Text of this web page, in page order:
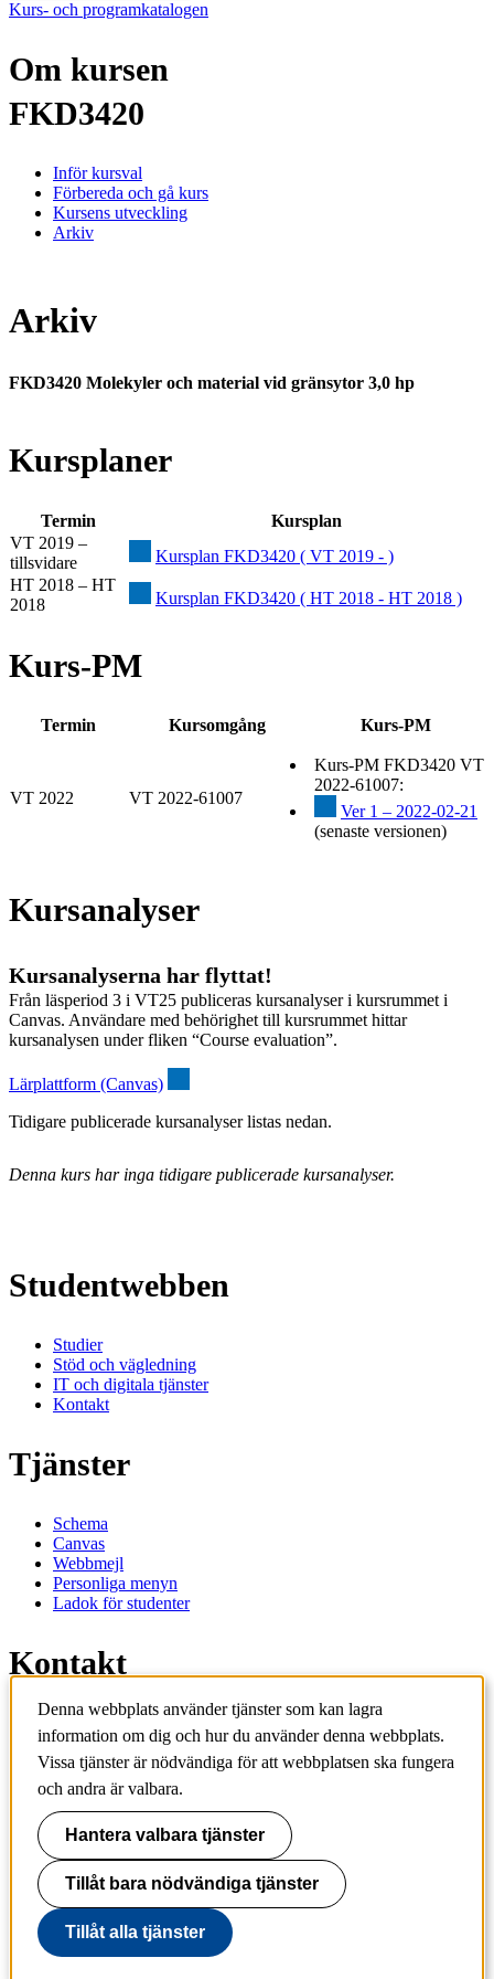
Kurs- och programkatalogen
Om kursen
FKD3420
Inför kursval
Förbereda och gå kurs
Kursens utveckling
Arkiv
Arkiv
FKD3420 Molekyler och material vid gränsytor 3,0 hp
Kursplaner
Termin
Kursplan
VT 2019 –
tillsvidare
Kursplan FKD3420 ( VT 2019 - )
HT 2018 – HT
2018
Kursplan FKD3420 ( HT 2018 - HT 2018 )
Kurs-PM
Termin Kursomgång Kurs-PM
VT 2022 VT 2022-61007
Kurs-PM FKD3420 VT
2022-61007:
Ver 1 – 2022-02-21
(senaste versionen)
Kursanalyser
Kursanalyserna har flyttat!
Från läsperiod 3 i VT25 publiceras kursanalyser i kursrummet i
Canvas. Användare med behörighet till kursrummet hittar
kursanalysen under fliken “Course evaluation”.
Lärplattform (Canvas)
Tidigare publicerade kursanalyser listas nedan.
Denna kurs har inga tidigare publicerade kursanalyser.
Studentwebben
Studier
Stöd och vägledning
IT och digitala tjänster
Kontakt
Tjänster
Schema
Canvas
Webbmejl
Personliga menyn
Ladok för studenter
Kontakt
Kontakta utbildningsprogram
Kontakta kurs
IT-support
KTH Entré
KTH
100 44 Stockholm
+46 8 790 60 00
info@kth.se
📷 @KTHstudent på Instagram
Denna webbplats använder tjänster som kan lagra
information om dig och hur du använder denna webbplats.
Vissa tjänster är nödvändiga för att webbplatsen ska fungera
och andra är valbara.
Hantera valbara tjänster
Tillåt bara nödvändiga tjänster
Tillåt alla tjänster